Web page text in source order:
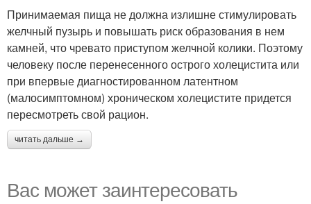
Принимаемая пища не должна излишне стимулировать
желчный пузырь и повышать риск образования в нем
камней, что чревато приступом желчной колики. Поэтому
человеку после перенесенного острого холецистита или
при впервые диагностированном латентном
(малосимптомном) хроническом холецистите придется
пересмотреть свой рацион.
читать дальше →
Вас может заинтересовать